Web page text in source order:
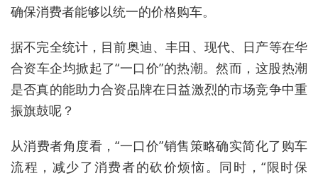
确保消费者能够以统一的价格购车。
据不完全统计，目前奥迪、丰田、现代、日产等在华
合资车企均掀起了“一口价”的热潮。然而，这股热潮
是否真的能助力合资品牌在日益激烈的市场竞争中重
振旗鼓呢？
从消费者角度看，“一口价”销售策略确实简化了购车
流程，减少了消费者的砍价烦恼。同时，“限时保